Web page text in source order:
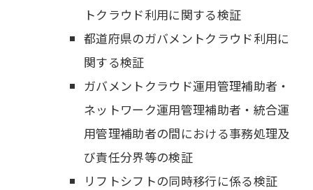
トクラウド利用に関する検証
都道府県のガバメントクラウド利用に
関する検証
ガバメントクラウド運用管理補助者・
ネットワーク運用管理補助者・統合運
用管理補助者の間における事務処理及
び責任分界等の検証
リフトシフトの同時移行に係る検証